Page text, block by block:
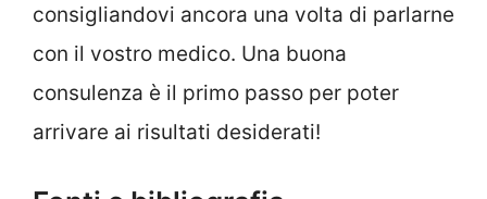
consigliandovi ancora una volta di parlarne
con il vostro medico. Una buona
consulenza è il primo passo per poter
arrivare ai risultati desiderati!